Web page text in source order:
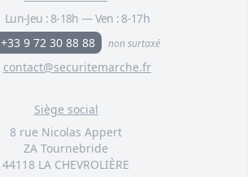
Lun-Jeu : 8-18h —Ven : 8-17h
+33 9 72 30 88 88
non surtaxé
contact@securitemarche.fr
Siège social
8 rue Nicolas Appert
ZA Tournebride
44118 LA CHEVROLIÈRE